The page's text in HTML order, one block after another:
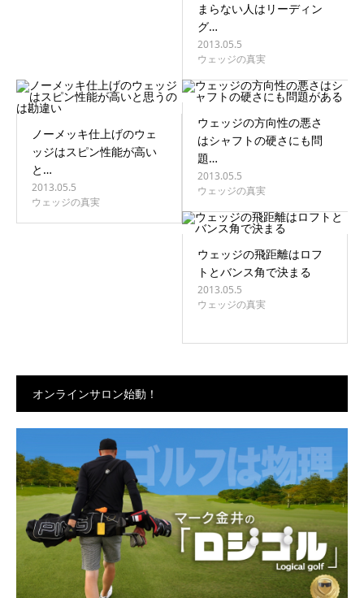
まらない人はリーディン
グ…
2013.05.5
ウェッジの真実
ノーメッキ仕上げのウェ
ッジはスピン性能が高い
と…
2013.05.5
ウェッジの真実
ウェッジの方向性の悪さ
はシャフトの硬さにも問
題…
2013.05.5
ウェッジの真実
ウェッジの飛距離はロフ
トとバンス角で決まる
2013.05.5
ウェッジの真実
オンラインサロン始動！